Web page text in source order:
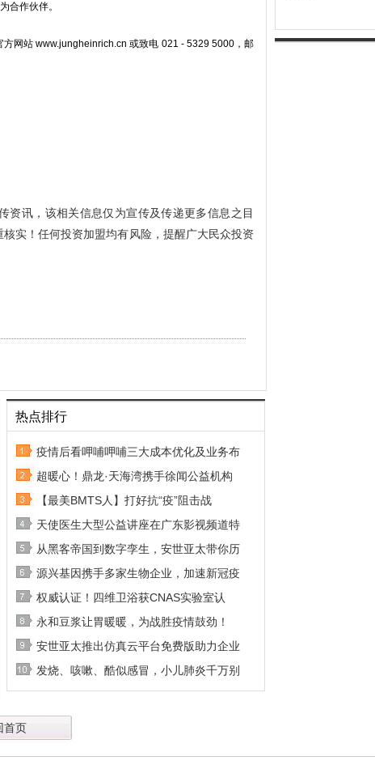
合作伙伴。
网站 www.jungheinrich.cn 或致电 021 - 5329 5000，邮
资讯，该相关信息仅为宣传及传递更多信息之目
实！任何投资加盟均有风险，提醒广大民众投资
热点排行
疫情后看呷哺呷哺三大成本优化及业务布
超暖心！鼎龙·天海湾携手徐闻公益机构
【最美BMTS人】打好抗“疫”阻击战
天使医生大型公益讲座在广东影视频道特
从黑客帝国到数字孪生，安世亚太带你历
源兴基因携手多家生物企业，加速新冠疫
权威认证！四维卫浴获CNAS实验室认
永和豆浆让胃暖暖，为战胜疫情鼓劲！
安世亚太推出仿真云平台免费版助力企业
发烧、咳嗽、酷似感冒，小儿肺炎千万别
首页